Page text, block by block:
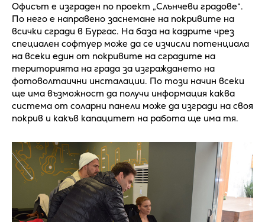
Офисът е изграден по проект „Слънчеви градове“.
По него е направено заснемане на покривите на
всички сгради в Бургас. На база на кадрите чрез
специален софтуер може да се изчисли потенциала
на всеки един от покривите на сградите на
територията на града за изграждането на
фотоволтаични инсталации. По този начин всеки
ще има възможност да получи информация каква
система от соларни панели може да изгради на своя
покрив и какъв капацитет на работа ще има тя.